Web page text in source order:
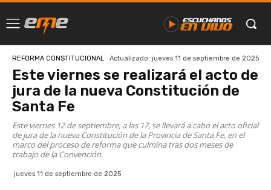
REFORMA CONSTITUCIONAL Actualizado: jueves 11 de septiembre de 2025
Este viernes se realizará el acto de
jura de la nueva Constitución de
Santa Fe
Este viernes 12 de septiembre, a las 17, se llevará a cabo el acto oficial
de jura de la nueva Constitución de la Provincia de Santa Fe, en el
marco del proceso de reforma que culmina tras dos meses de
trabajo de la Convención.
jueves 11 de septiembre de 2025